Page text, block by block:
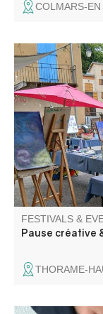
COLMARS-EN
Pause Créative
accompagnés,
musique
sirop, les
un esprit
FESTIVALS &
Pause créative
THORAME-